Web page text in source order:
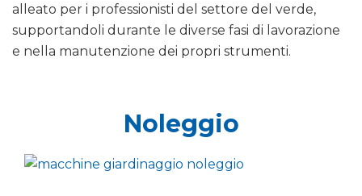
alleato per i professionisti del settore del verde,
supportandoli durante le diverse fasi di lavorazione
e nella manutenzione dei propri strumenti.
Noleggio